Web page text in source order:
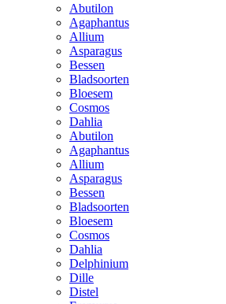
Abutilon
Agaphantus
Allium
Asparagus
Bessen
Bladsoorten
Bloesem
Cosmos
Dahlia
Abutilon
Agaphantus
Allium
Asparagus
Bessen
Bladsoorten
Bloesem
Cosmos
Dahlia
Delphinium
Dille
Distel